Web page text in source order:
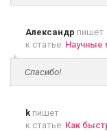
Александр пишет
к статье:
Спасибо!
k пишет
к статье: Как